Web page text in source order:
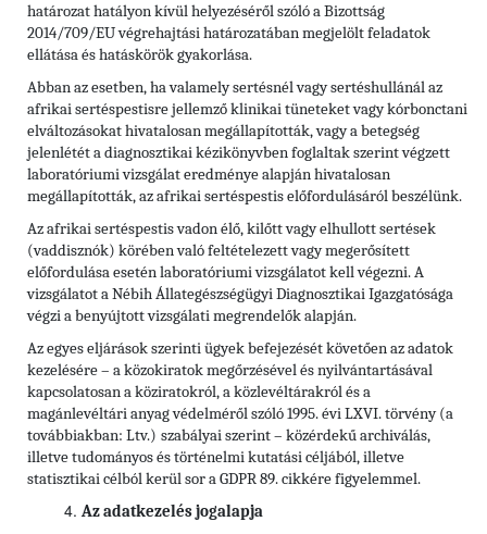
határozat hatályon kívül helyezéséről szóló a Bizottság
2014/709/EU végrehajtási határozatában megjelölt feladatok
ellátása és hatáskörök gyakorlása.
Abban az esetben, ha valamely sertésnél vagy sertéshullánál az
afrikai sertéspestisre jellemző klinikai tüneteket vagy kórbonctani
elváltozásokat hivatalosan megállapították, vagy a betegség
jelenlétét a diagnosztikai kézikönyvben foglaltak szerint végzett
laboratóriumi vizsgálat eredménye alapján hivatalosan
megállapították, az afrikai sertéspestis előfordulásáról beszélünk.
Az afrikai sertéspestis vadon élő, kilőtt vagy elhullott sertések
(vaddisznók) körében való feltételezett vagy megerősített
előfordulása esetén laboratóriumi vizsgálatot kell végezni. A
vizsgálatot a Nébih Állategészségügyi Diagnosztikai Igazgatósága
végzi a benyújtott vizsgálati megrendelők alapján.
Az egyes eljárások szerinti ügyek befejezését követően az adatok
kezelésére – a közokiratok megőrzésével és nyilvántartásával
kapcsolatosan a köziratokról, a közlevéltárakról és a
magánlevéltári anyag védelméről szóló 1995. évi LXVI. törvény (a
továbbiakban: Ltv.) szabályai szerint – közérdekű archiválás,
illetve tudományos és történelmi kutatási céljából, illetve
statisztikai célból kerül sor a GDPR 89. cikkére figyelemmel.
Az adatkezelés jogalapja